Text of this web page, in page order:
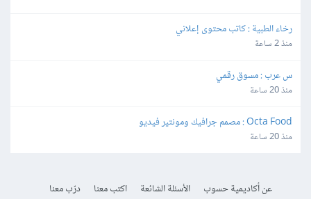
رخاء الطبية : كاتب محتوى إعلاني
منذ 2 ساعة
س عرب : مسوق رقمي
منذ 20 ساعة
Octa Food : مصمم جرافيك ومونتير فيديو
منذ 20 ساعة
عن أكاديمية حسوب الأسئلة الشائعة اكتب معنا
درّب معنا